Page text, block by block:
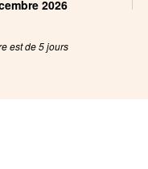
2026
est de 5 jours